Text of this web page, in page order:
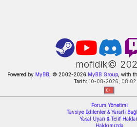
mofidik©
Powered by MyBB, © 2002-2026MyBB Group, with
Tarih:10-08-2026, 08:02
Forum Yönetimi
Tavsiye Edilenler & Yararlı
Yasal Uyarı & Telif
Hakkımızda